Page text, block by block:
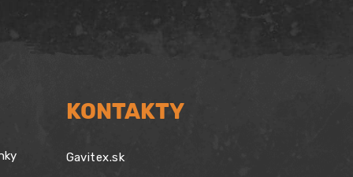
KONTAKTY
Gavitex.sk